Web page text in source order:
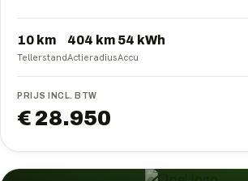
10 km
Tellerstand
404 km
Actieradius
54 kWh
Accu
PRIJS INCL. BTW
€ 28.950